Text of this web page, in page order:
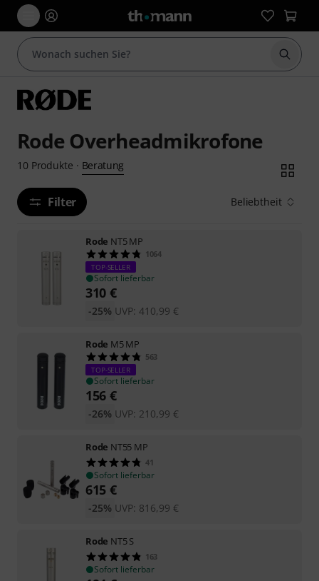
Suche
Rode Overheadmikrofone
10 Produkte · Beratung
Filter Beliebtheit
Rode NT5 MP
1064
TOP-SELLER
Sofort lieferbar
310 €
UVP: 410,99 €
-25%
Rode M5 MP
563
TOP-SELLER
Sofort lieferbar
156 €
UVP: 210,99 €
-26%
Rode NT55 MP
41
Sofort lieferbar
615 €
UVP: 816,99 €
-25%
Rode NT5 S
163
Sofort lieferbar